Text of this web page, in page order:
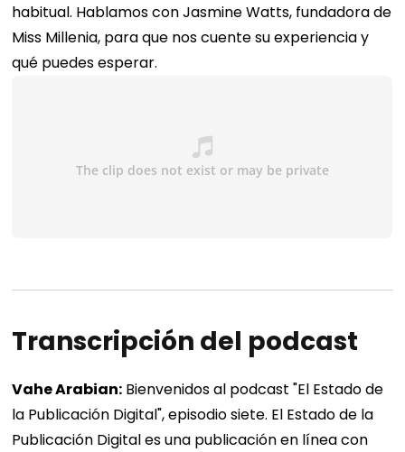
habitual. Hablamos con Jasmine Watts, fundadora de
Miss Millenia, para que nos cuente su experiencia y
qué puedes esperar.
Transcripción del podcast
Vahe Arabian: Bienvenidos al podcast "El Estado de
la Publicación Digital", episodio siete. El Estado de la
Publicación Digital es una publicación en línea con